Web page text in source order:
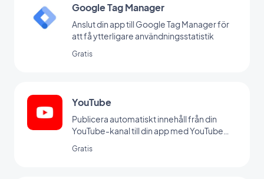
Google Tag Manager
Anslut din app till Google Tag Manager för
att få ytterligare användningsstatistik
Gratis
YouTube
Publicera automatiskt innehåll från din
YouTube-kanal till din app med YouTube
Gratis